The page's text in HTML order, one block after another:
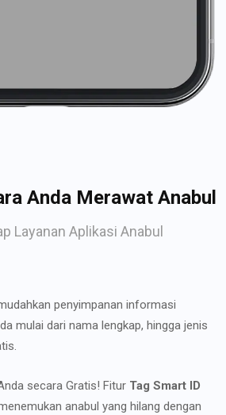
Anda Merawat Anabul
Layanan Aplikasi Anabul
penyimpanan informasi
mulai dari nama lengkap, hingga jenis
secara Gratis! Fitur Tag Smart ID
anabul yang hilang dengan